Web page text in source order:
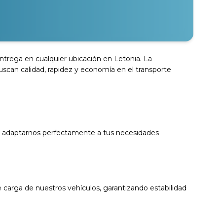
en cualquier ubicación en Letonia. La
calidad, rapidez y economía en el transporte
perfectamente a tus necesidades
de nuestros vehículos, garantizando estabilidad